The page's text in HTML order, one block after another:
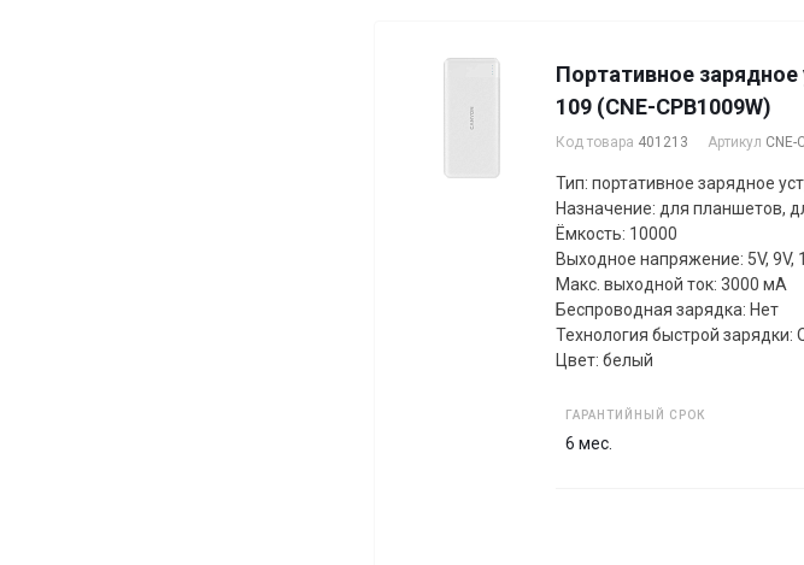
Портативное зарядное
109 (CNE-CPB1009W)
Код товара 401213 Артикул CNE-
Тип: портативное зарядное
Назначение: для планшетов,
Ёмкость: 10000
Выходное напряжение: 5V, 9V,
Макс. выходной ток: 3000 мА
Беспроводная зарядка: Нет
Технология быстрой зарядки:
Цвет: белый
ГАРАНТИЙНЫЙ СРОК
6 мес.